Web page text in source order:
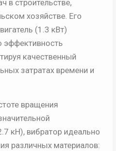
в строительстве,
хозяйстве. Его
(1.3 кВт)
эффективность
качественный
затратах времени и
вращения
кН), вибратор идеально
различных материалов: